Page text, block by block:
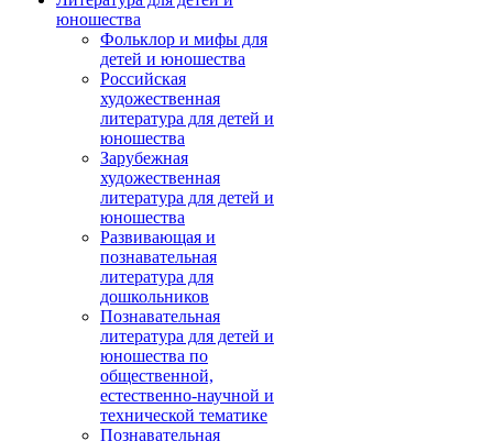
юношества
Фольклор и мифы для
детей и юношества
Российская
художественная
литература для детей и
юношества
Зарубежная
художественная
литература для детей и
юношества
Развивающая и
познавательная
литература для
дошкольников
Познавательная
литература для детей и
юношества по
общественной,
естественно-научной и
технической тематике
Познавательная